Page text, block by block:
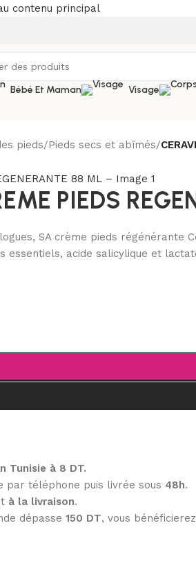
contenu principal
Bébé Et Maman Visage
pieds/Pieds secs et abîmés/
PIEDS
SA crème pieds
essentiels, acide salicylique et
Tunisie à 8 DT.
par téléphone puis livrée sous 48h.
à la livraison.
dépasse 150 DT, vous